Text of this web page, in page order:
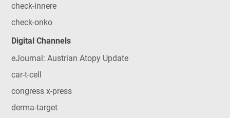
check-innere
check-onko
Digital Channels
eJournal: Austrian Atopy Update
car-t-cell
congress x-press
derma-target